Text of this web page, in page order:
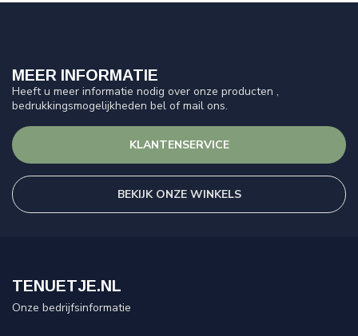
MEER INFORMATIE
Heeft u meer informatie nodig over onze producten ,
bedrukkingsmogelijkheden bel of mail ons.
KLANTENSERVICE
BEKIJK ONZE WINKELS
TENUETJE.NL
Onze bedrijfsinformatie